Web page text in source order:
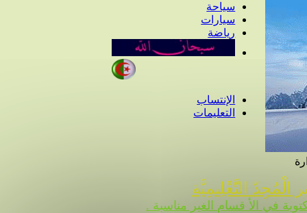
سياحة
سيارات
رياضة
الإنتساب
التعليمات
التَّعْلِيمِيَّة
في الأ قسام الغير مناسبة .